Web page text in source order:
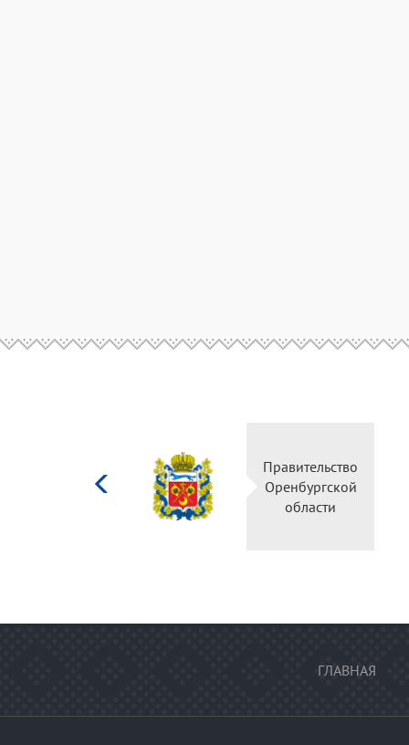
Правительство
Оренбургской
области
ГЛАВНАЯ